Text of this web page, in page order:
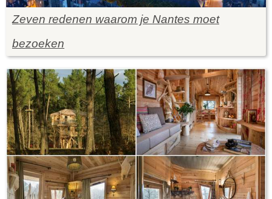
Zeven redenen waarom je Nantes moet
bezoeken